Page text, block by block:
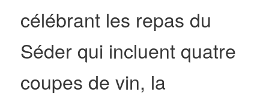
célébrant les repas du
Séder qui incluent quatre
coupes de vin, la